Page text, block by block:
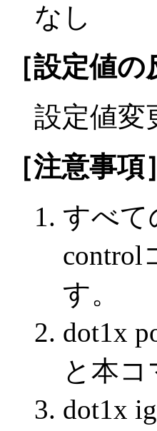
なし
［設定値の
設定値変
［注意事項］
すべて
control
す。
dot1x
と本
dot1x